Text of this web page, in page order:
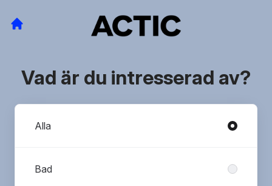
Vad är du intresserad av?
Avdelningar
Alla
Bad